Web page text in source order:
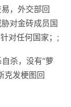
，外交部回
对金砖成员国
对任何国家；;
杀，没有“萝
克发梗图回